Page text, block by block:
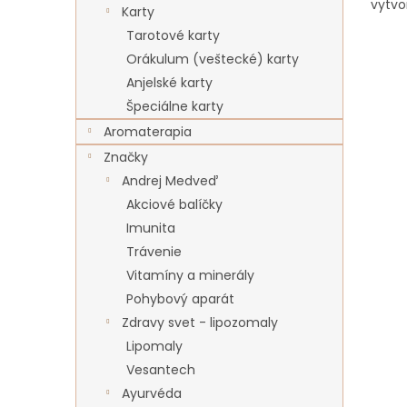
Karty
Tarotové karty
Orákulum (veštecké) karty
Anjelské karty
Špeciálne karty
Aromaterapia
Značky
Andrej Medveď
Akciové balíčky
Imunita
Trávenie
Vitamíny a minerály
Pohybový aparát
Zdravy svet - lipozomaly
Lipomaly
Vesantech
Ayurvéda